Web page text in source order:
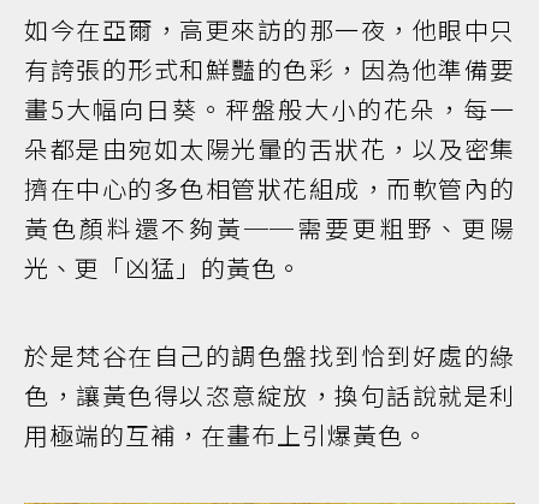
如今在亞爾，高更來訪的那一夜，他眼中只
有誇張的形式和鮮豔的色彩，因為他準備要
畫5大幅向日葵。秤盤般大小的花朵，每一
朵都是由宛如太陽光暈的舌狀花，以及密集
擠在中心的多色相管狀花組成，而軟管內的
黃色顏料還不夠黃──需要更粗野、更陽
光、更「凶猛」的黃色。
於是梵谷在自己的調色盤找到恰到好處的綠
色，讓黃色得以恣意綻放，換句話說就是利
用極端的互補，在畫布上引爆黃色。